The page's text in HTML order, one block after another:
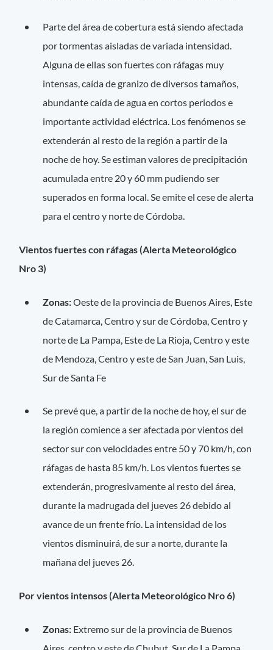
Parte del área de cobertura está siendo afectada
por tormentas aisladas de variada intensidad.
Alguna de ellas son fuertes con ráfagas muy
intensas, caída de granizo de diversos tamaños,
abundante caída de agua en cortos periodos e
importante actividad eléctrica. Los fenómenos se
extenderán al resto de la región a partir de la
noche de hoy. Se estiman valores de precipitación
acumulada entre 20 y 60 mm pudiendo ser
superados en forma local. Se emite el cese de alerta
para el centro y norte de Córdoba.
Vientos fuertes con ráfagas (Alerta Meteorológico
Nro 3)
Zonas:Oeste de la provincia de Buenos Aires, Este
de Catamarca, Centro y sur de Córdoba, Centro y
norte de La Pampa, Este de La Rioja, Centro y este
de Mendoza, Centro y este de San Juan, San Luis,
Sur de Santa Fe
Se prevé que, a partir de la noche de hoy, el sur de
la región comience a ser afectada por vientos del
sector sur con velocidades entre 50 y 70 km/h, con
ráfagas de hasta 85 km/h. Los vientos fuertes se
extenderán, progresivamente al resto del área,
durante la madrugada del jueves 26 debido al
avance de un frente frío. La intensidad de los
vientos disminuirá, de sur a norte, durante la
mañana del jueves 26.
Por vientos intensos (Alerta Meteorológico Nro 6)
Zonas: Extremo sur de la provincia de Buenos
Aires, centro y este de Chubut, Sur de La Pampa,